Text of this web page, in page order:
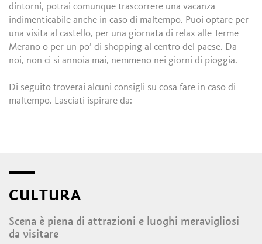
dintorni, potrai comunque trascorrere una vacanza
indimenticabile anche in caso di maltempo. Puoi optare per
una visita al castello, per una giornata di relax alle Terme
Merano o per un po’ di shopping al centro del paese. Da
noi, non ci si annoia mai, nemmeno nei giorni di pioggia.
Di seguito troverai alcuni consigli su cosa fare in caso di
maltempo. Lasciati ispirare da:
CULTURA
Scena è piena di attrazioni e luoghi meravigliosi
da visitare